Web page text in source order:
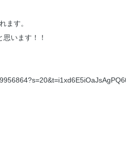
ます。
います！！